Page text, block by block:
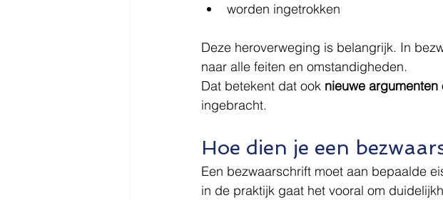
worden ingetrokken
Deze heroverweging is belangrijk. In
naar alle feiten en omstandigheden.
Dat betekent dat ook nieuwe
ingebracht.
Hoe dien je een
Een bezwaarschrift moet aan bepaalde
in de praktijk gaat het vooral om